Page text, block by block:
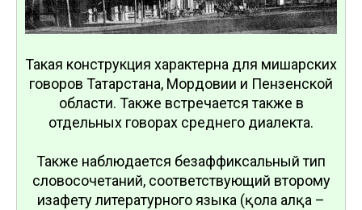
Такая конструкция характерна для мишарских
говоров Татарстана, Мордовии и Пензенской
области. Также встречается также в
отдельных говорах среднего диалекта.
Также наблюдается безаффиксальный тип
словосочетаний, соответствующий второму
изафету литературного языка (қолағ алқа –